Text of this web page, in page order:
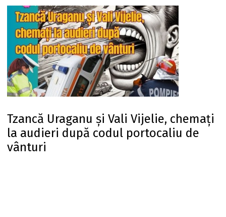
Tzancă Uraganu și Vali Vijelie, chemați
la audieri după codul portocaliu de
vânturi